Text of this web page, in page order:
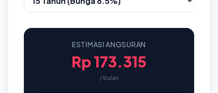
ESTIMASI ANGSURAN
Rp 173.315
/ bulan